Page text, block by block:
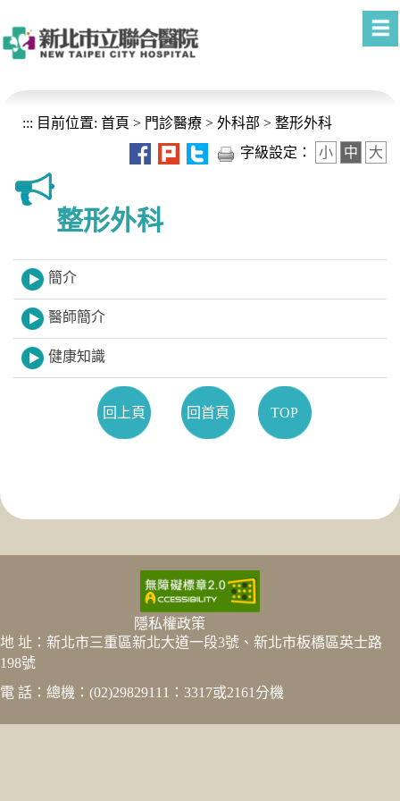
::: 目前位置: 首頁 > 門診醫療 > 外科部 > 整形外科
字級設定：
小 中 大
整形外科
簡介
醫師簡介
健康知識
回上頁 回首頁 TOP
隱私權政策
地 址：新北市三重區新北大道一段3號、新北市板橋區英士路
198號
電 話：總機：(02)29829111：3317或2161分機